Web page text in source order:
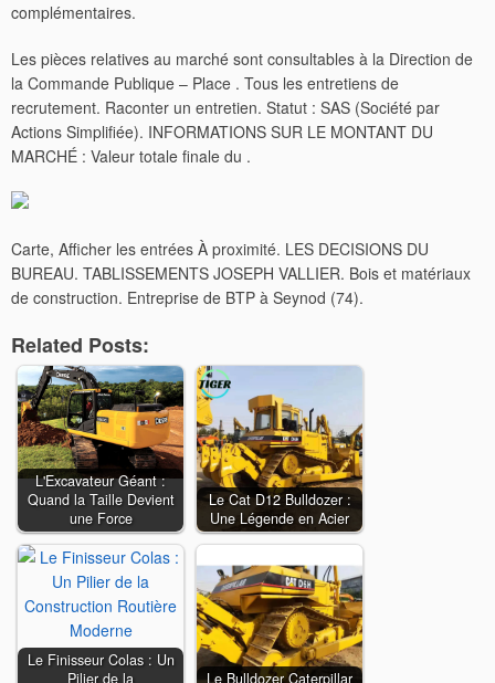
complémentaires.
Les pièces relatives au marché sont consultables à la Direction de
la Commande Publique – Place . Tous les entretiens de
recrutement. Raconter un entretien. Statut : SAS (Société par
Actions Simplifiée). INFORMATIONS SUR LE MONTANT DU
MARCHÉ : Valeur totale finale du .
Carte, Afficher les entrées À proximité. LES DECISIONS DU
BUREAU. TABLISSEMENTS JOSEPH VALLIER. Bois et matériaux
de construction. Entreprise de BTP à Seynod (74).
Related Posts:
L'Excavateur Géant :
Quand la Taille Devient
une Force
Le Cat D12 Bulldozer :
Une Légende en Acier
Le Finisseur Colas : Un
Pilier de la
Le Bulldozer Caterpillar